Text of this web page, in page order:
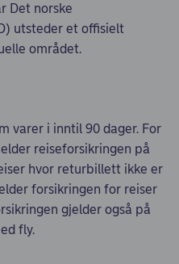
Det norske
utsteder et offisielt
området.
varer i inntil 90 dager. For
reiseforsikringen på
hvor returbillett ikke er
forsikringen for reiser
gjelder også på
fly.